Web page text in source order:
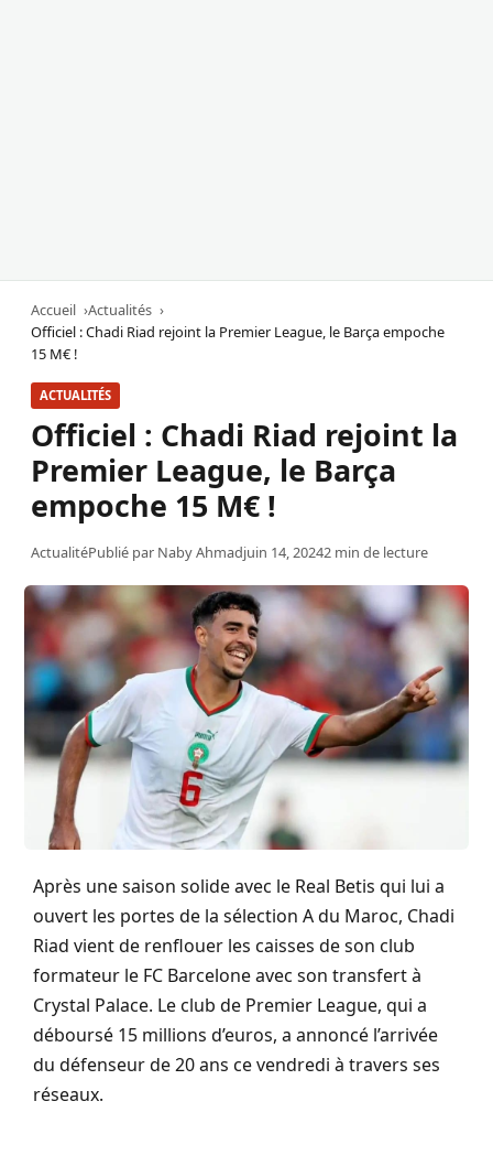
Accueil
Actualités
Officiel : Chadi Riad rejoint la Premier League, le Barça empoche
15 M€ !
ACTUALITÉS
Officiel : Chadi Riad rejoint la
Premier League, le Barça
empoche 15 M€ !
ActualitéPublié par Naby Ahmadjuin 14, 20242 min de lecture
Après une saison solide avec le Real Betis qui lui a
ouvert les portes de la sélection A du Maroc, Chadi
Riad vient de renflouer les caisses de son club
formateur le FC Barcelone avec son transfert à
Crystal Palace. Le club de Premier League, qui a
déboursé 15 millions d’euros, a annoncé l’arrivée
du défenseur de 20 ans ce vendredi à travers ses
réseaux.